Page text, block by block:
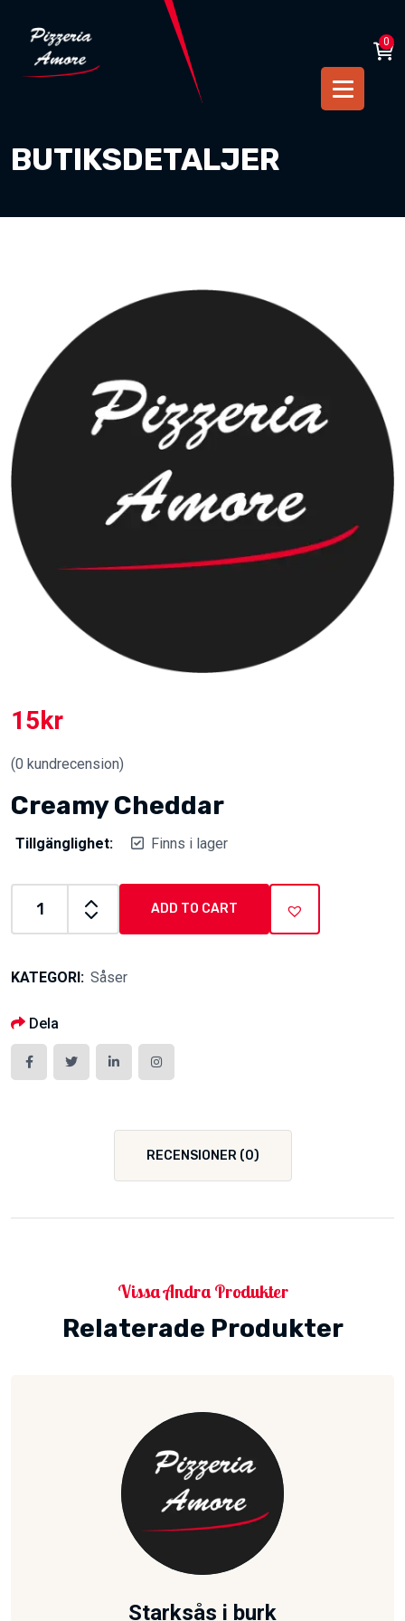
0
BUTIKSDETALJER
15kr
(0 kundrecension)
Creamy Cheddar
Tillgänglighet: Finns i lager
Creamy
ADD TO CART
KATEGORI: Såser
Dela
RECENSIONER (0)
Vissa Andra Produkter
Relaterade Produkter
Starksås i burk